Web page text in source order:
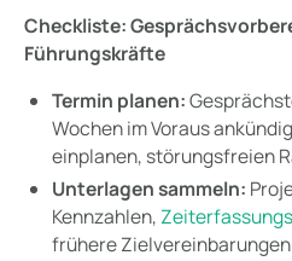
Checkliste:
Führungskräfte
Termin planen:
Wochen im Voraus
einplanen, störungsfreien
Unterlagen sammeln:
Kennzahlen,
frühere